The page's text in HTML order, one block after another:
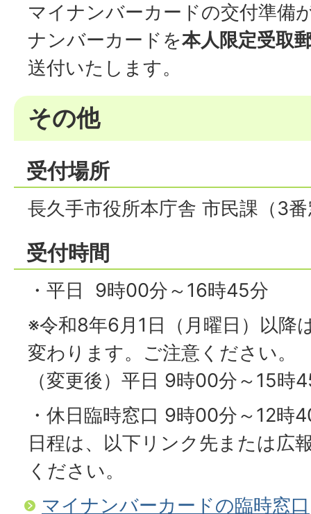
マイナンバーカードの交付準備
ナンバーカードを本人限定受取
送付いたします。
その他
受付場所
長久手市役所本庁舎 市民課（3
受付時間
・平日 9時00分～16時45分
※令和8年6月1日（月曜日）以降
変わります。ご注意ください。
（変更後）平日 9時00分～15時
・休日臨時窓口 9時00分～12時
日程は、以下リンク先または広
ください。
マイナンバーカードの臨時窓口